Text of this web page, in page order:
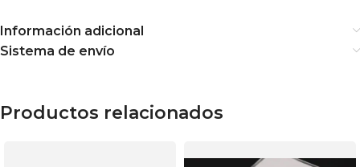
Información adicional
Sistema de envío
Productos relacionados